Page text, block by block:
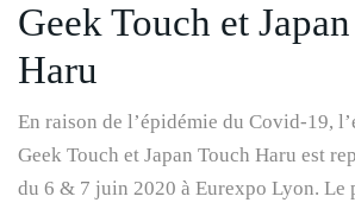
Geek Touch et
Haru
En raison de l’épidémie du Covid-19,
Geek Touch et Japan Touch Haru est
du 6 & 7 juin 2020 à Eurexpo Lyon. Le